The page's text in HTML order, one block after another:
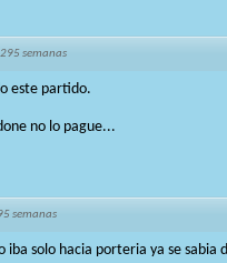
semanas
este partido.
no lo pague...
semanas
iba solo hacia porteria ya se